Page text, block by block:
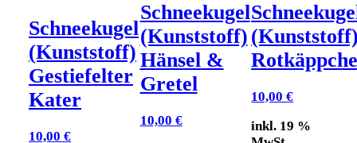
Schneekugel
(Kunststoff)
Gestiefelter
Kater
10,00 €
Schneekugel
(Kunststoff)
Hänsel &
Gretel
10,00 €
10,00€
inkl. 19 %